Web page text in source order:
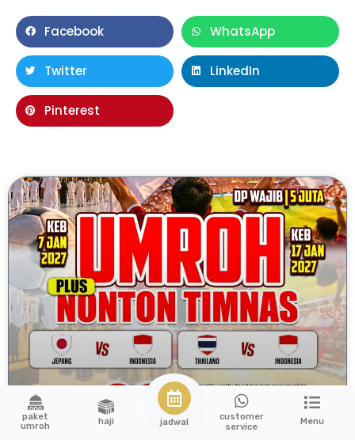
Facebook WhatsApp
Twitter LinkedIn
Pinterest
paket
umroh
haji jadwal
customer
service
Menu